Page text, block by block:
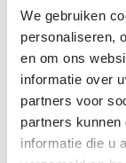
We gebruiken
personaliseren,
en om ons
informatie over
partners voor
partners
informatie die u
overeenkomst
Edu-V
Naam,
organisatie
Naam,
Naam